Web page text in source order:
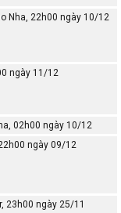
Nha, 22h00 ngày 10/12
ngày 11/12
02h00 ngày 10/12
ngày 09/12
23h00 ngày 25/11